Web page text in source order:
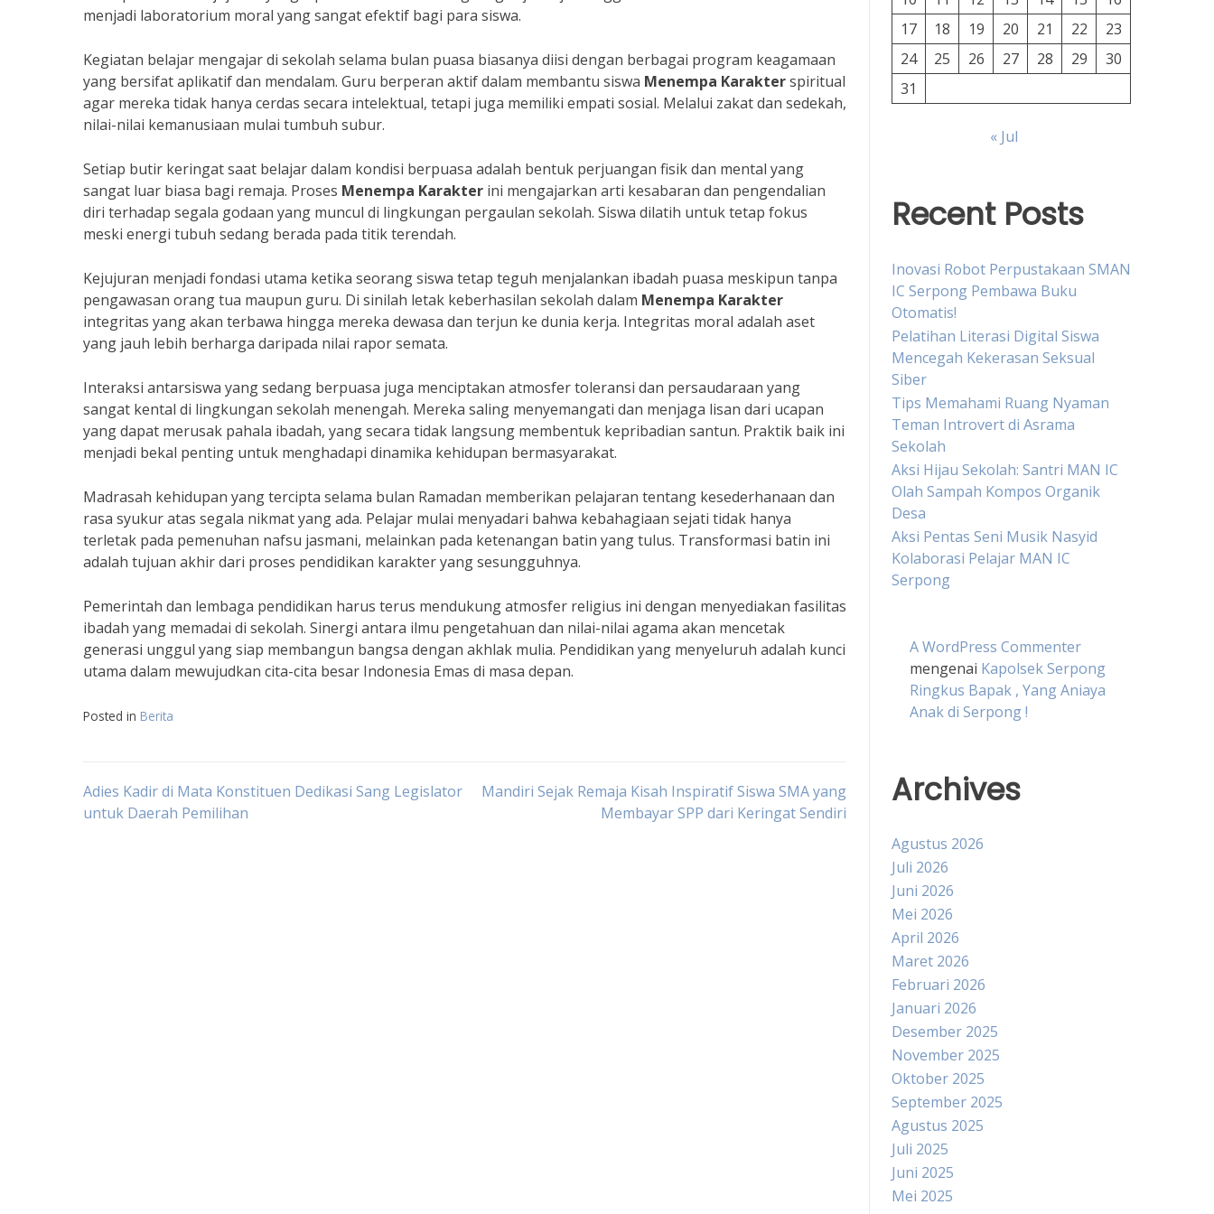
menjadi laboratorium moral yang sangat efektif bagi para siswa.
Kegiatan belajar mengajar di sekolah selama bulan puasa biasanya diisi dengan berbagai program keagamaan
yang bersifat aplikatif dan mendalam. Guru berperan aktif dalam membantu siswa Menempa Karakterspiritual
agar mereka tidak hanya cerdas secara intelektual, tetapi juga memiliki empati sosial. Melalui zakat dan sedekah,
nilai-nilai kemanusiaan mulai tumbuh subur.
Setiap butir keringat saat belajar dalam kondisi berpuasa adalah bentuk perjuangan fisik dan mental yang
sangat luar biasa bagi remaja. Proses Menempa Karakter ini mengajarkan arti kesabaran dan pengendalian
diri terhadap segala godaan yang muncul di lingkungan pergaulan sekolah. Siswa dilatih untuk tetap fokus
meski energi tubuh sedang berada pada titik terendah.
Kejujuran menjadi fondasi utama ketika seorang siswa tetap teguh menjalankan ibadah puasa meskipun tanpa
pengawasan orang tua maupun guru. Di sinilah letak keberhasilan sekolah dalam Menempa Karakter
integritas yang akan terbawa hingga mereka dewasa dan terjun ke dunia kerja. Integritas moral adalah aset
yang jauh lebih berharga daripada nilai rapor semata.
Interaksi antarsiswa yang sedang berpuasa juga menciptakan atmosfer toleransi dan persaudaraan yang
sangat kental di lingkungan sekolah menengah. Mereka saling menyemangati dan menjaga lisan dari ucapan
yang dapat merusak pahala ibadah, yang secara tidak langsung membentuk kepribadian santun. Praktik baik ini
menjadi bekal penting untuk menghadapi dinamika kehidupan bermasyarakat.
Madrasah kehidupan yang tercipta selama bulan Ramadan memberikan pelajaran tentang kesederhanaan dan
rasa syukur atas segala nikmat yang ada. Pelajar mulai menyadari bahwa kebahagiaan sejati tidak hanya
terletak pada pemenuhan nafsu jasmani, melainkan pada ketenangan batin yang tulus. Transformasi batin ini
adalah tujuan akhir dari proses pendidikan karakter yang sesungguhnya.
Pemerintah dan lembaga pendidikan harus terus mendukung atmosfer religius ini dengan menyediakan fasilitas
ibadah yang memadai di sekolah. Sinergi antara ilmu pengetahuan dan nilai-nilai agama akan mencetak
generasi unggul yang siap membangun bangsa dengan akhlak mulia. Pendidikan yang menyeluruh adalah kunci
utama dalam mewujudkan cita-cita besar Indonesia Emas di masa depan.
Posted in Berita
Navigasi
Adies Kadir di Mata Konstituen Dedikasi Sang Legislator
untuk Daerah Pemilihan
Mandiri Sejak Remaja Kisah Inspiratif Siswa SMA yang
Membayar SPP dari Keringat Sendiri
17
18 19 20 21 22
23
24
25 26 27 28 29
30
31
« Jul
Recent Posts
Inovasi Robot Perpustakaan SMAN
IC Serpong Pembawa Buku
Otomatis!
Pelatihan Literasi Digital Siswa
Mencegah Kekerasan Seksual
Siber
Tips Memahami Ruang Nyaman
Teman Introvert di Asrama
Sekolah
Aksi Hijau Sekolah: Santri MAN IC
Olah Sampah Kompos Organik
Desa
Aksi Pentas Seni Musik Nasyid
Kolaborasi Pelajar MAN IC
Serpong
A WordPress Commenter
mengenai Kapolsek Serpong
Ringkus Bapak , Yang Aniaya
Anak di Serpong !
Archives
Agustus 2026
Juli 2026
Juni 2026
Mei 2026
April 2026
Maret 2026
Februari 2026
Januari 2026
Desember 2025
November 2025
Oktober 2025
September 2025
Agustus 2025
Juli 2025
Juni 2025
Mei 2025